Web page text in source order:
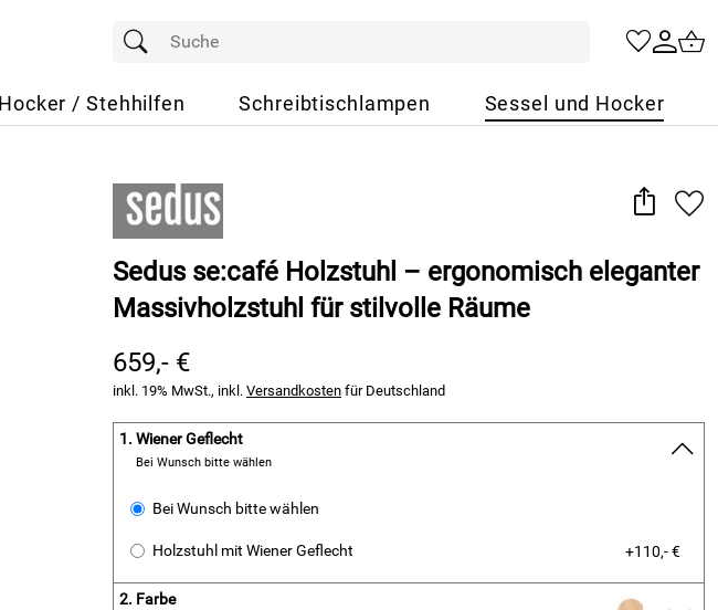
Hocker / Stehhilfen Schreibtischlampen Sessel und Hocker
Sedus se:café Holzstuhl – ergonomisch eleganter
Massivholzstuhl für stilvolle Räume
659,- €
inkl. 19% MwSt., inkl. Versandkosten für Deutschland
1. Wiener Geflecht
Bei Wunsch bitte wählen
Bei Wunsch bitte wählen
Holzstuhl mit Wiener Geflecht +110,- €
2. Farbe